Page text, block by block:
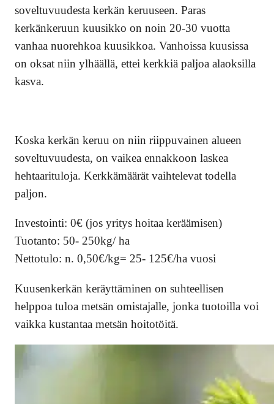
soveltuvuudesta kerkän keruuseen. Paras
kerkänkeruun kuusikko on noin 20-30 vuotta
vanhaa nuorehkoa kuusikkoa. Vanhoissa kuusissa
on oksat niin ylhäällä, ettei kerkkiä paljoa alaoksilla
kasva.
Koska kerkän keruu on niin riippuvainen alueen
soveltuvuudesta, on vaikea ennakkoon laskea
hehtaarituloja. Kerkkämäärät vaihtelevat todella
paljon.
Investointi: 0€ (jos yritys hoitaa keräämisen)
Tuotanto: 50- 250kg/ ha
Nettotulo: n. 0,50€/kg= 25- 125€/ha vuosi
Kuusenkerkän keräyttäminen on suhteellisen
helppoa tuloa metsän omistajalle, jonka tuotoilla voi
vaikka kustantaa metsän hoitotöitä.